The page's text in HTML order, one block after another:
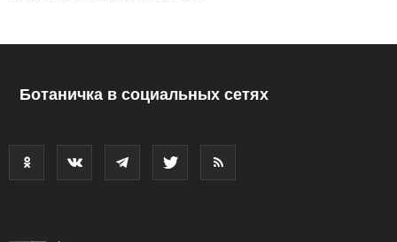
Ботаничка в социальных сетях